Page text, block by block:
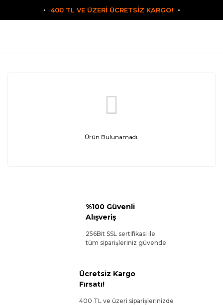
400 TL VE ÜZERİ ÜCRETSİZ KARGO!
Ürün Bulunamadı.
%100 Güvenli
Alışveriş
256Bit SSL sertifikası ile
tüm siparişleriniz güvende.
Ücretsiz Kargo
Fırsatı!
400 TL ve üzeri siparişlerinizde